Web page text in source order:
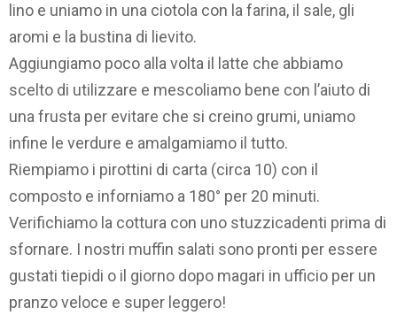
lino e uniamo in una ciotola con la farina, il sale, gli
aromi e la bustina di lievito.
Aggiungiamo poco alla volta il latte che abbiamo
scelto di utilizzare e mescoliamo bene con l’aiuto di
una frusta per evitare che si creino grumi, uniamo
infine le verdure e amalgamiamo il tutto.
Riempiamo i pirottini di carta (circa 10) con il
composto e inforniamo a 180° per 20 minuti.
Verifichiamo la cottura con uno stuzzicadenti prima di
sfornare. I nostri muffin salati sono pronti per essere
gustati tiepidi o il giorno dopo magari in ufficio per un
pranzo veloce e super leggero!